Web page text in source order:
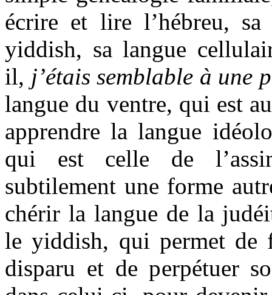
écrire et lire l’hébreu,
yiddish, sa langue
il, j’étais semblable à une
langue du ventre, qui est
apprendre la langue
qui est celle de
subtilement une forme
chérir la langue de la
le yiddish, qui permet de
disparu et de perpétuer